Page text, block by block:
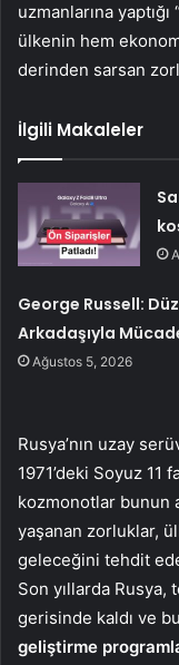
uzmanlarına yaptığı
ülkenin hem
derinden sarsan
İlgili Makaleler
George Russell:
Arkadaşıyla
Ağustos 5, 2026
Rusya’nın uzay
1971’deki Soyuz 11
kozmonotlar bunun
yaşanan zorluklar,
geleceğini tehdit
Son yıllarda
gerisinde kaldı ve
geliştirme